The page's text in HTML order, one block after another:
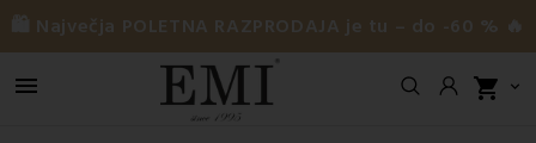
🛍️ Največja POLETNA RAZPRODAJA je tu – do -60 % 🔥
 shopping_cart 